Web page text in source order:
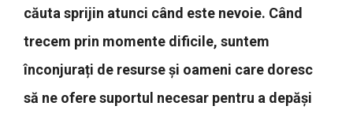
căuta sprijin atunci când este nevoie. Când
trecem prin momente dificile, suntem
înconjurați de resurse și oameni care doresc
să ne ofere suportul necesar pentru a depăși